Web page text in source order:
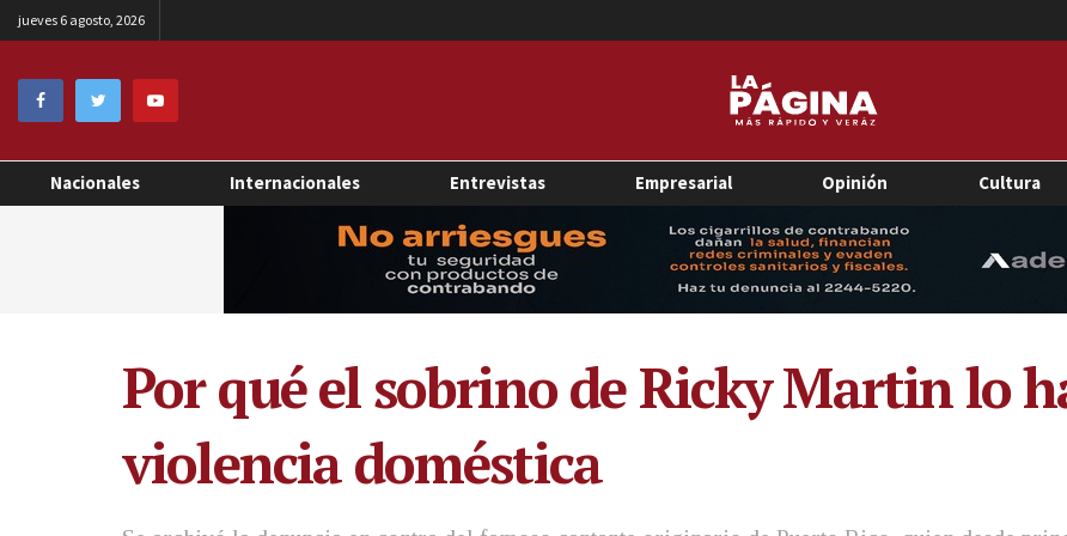
jueves 6 agosto, 2026
Nacionales Internacionales Entrevistas Empresarial Opinión Cultura
Por qué el sobrino de Ricky Martin lo
violencia doméstica